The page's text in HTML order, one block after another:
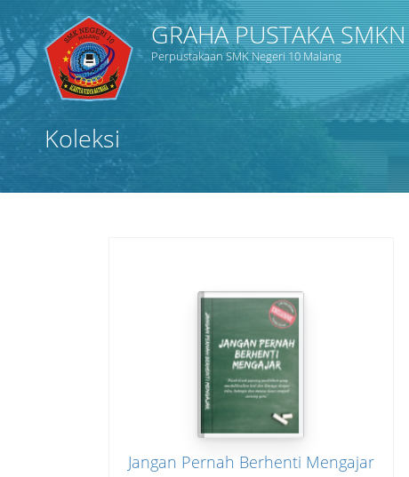
GRAHA PUSTAKA
Perpustakaan SMK Negeri 10 Malang
Koleksi
Jangan Pernah Berhenti Mengajar
Judul